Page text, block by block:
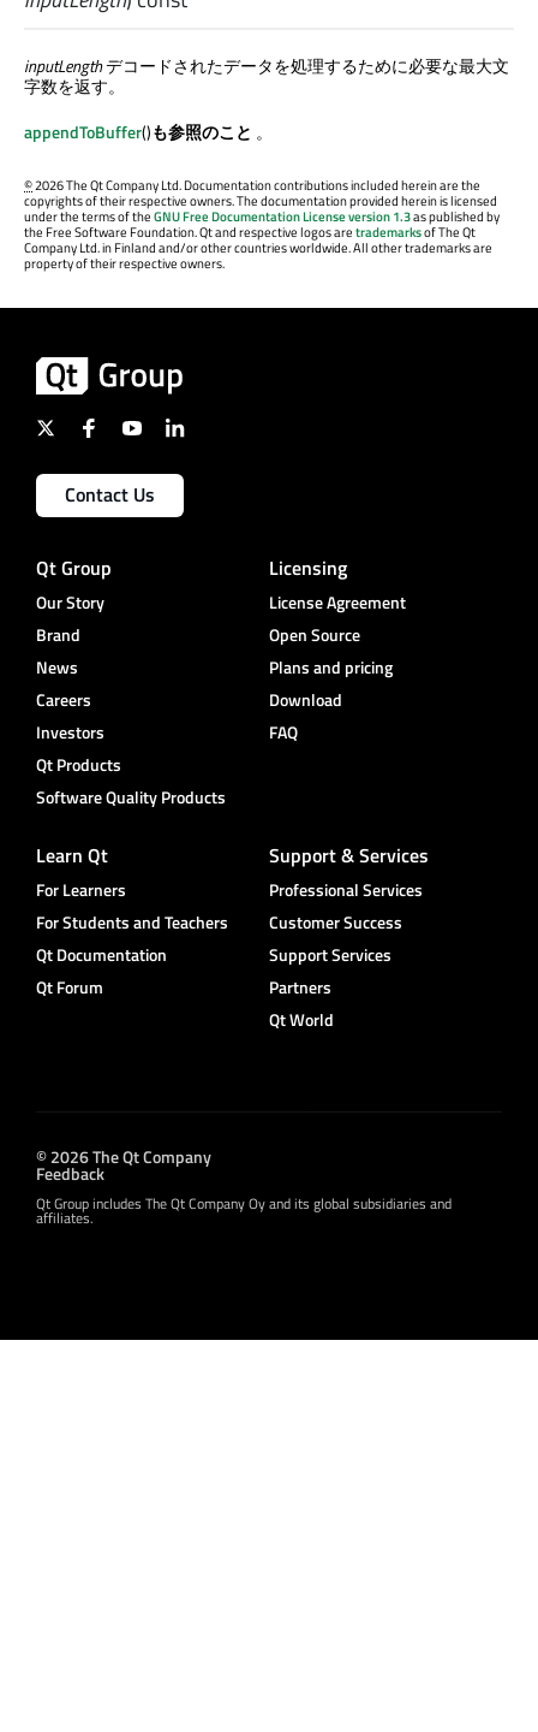
inputLengthデコードされたデータを処理するために必要な最大文
字数を返す。
appendToBuffer()も参照のこと 。
©2026 The Qt Company Ltd. Documentation contributions included herein are the
copyrights of their respective owners. The documentation provided herein is licensed
under the terms of theGNU Free Documentation License version 1.3as published by
the Free Software Foundation. Qt and respective logos aretrademarksof The Qt
Company Ltd. in Finland and/or other countries worldwide. All other trademarks are
property of their respective owners.
Contact Us
Qt Group
Our Story
Brand
News
Careers
Investors
Qt Products
Software Quality Products
Licensing
License Agreement
Open Source
Plans and pricing
Download
FAQ
Learn Qt
For Learners
For Students and Teachers
Qt Documentation
Qt Forum
Support & Services
Professional Services
Customer Success
Support Services
Partners
Qt World
© 2026 The Qt Company
Feedback
Qt Group includes The Qt Company Oy and its global subsidiaries and
affiliates.